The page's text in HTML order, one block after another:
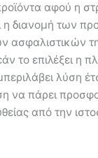
αφού η
η διανομή των
ασφαλιστικών
το επιλέξει η
λύση
να πάρει
από την